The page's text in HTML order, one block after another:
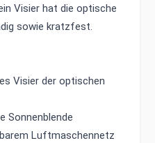
Visier hat die optische
sowie kratzfest.
Visier der optischen
Sonnenblende
Luftmaschennetz